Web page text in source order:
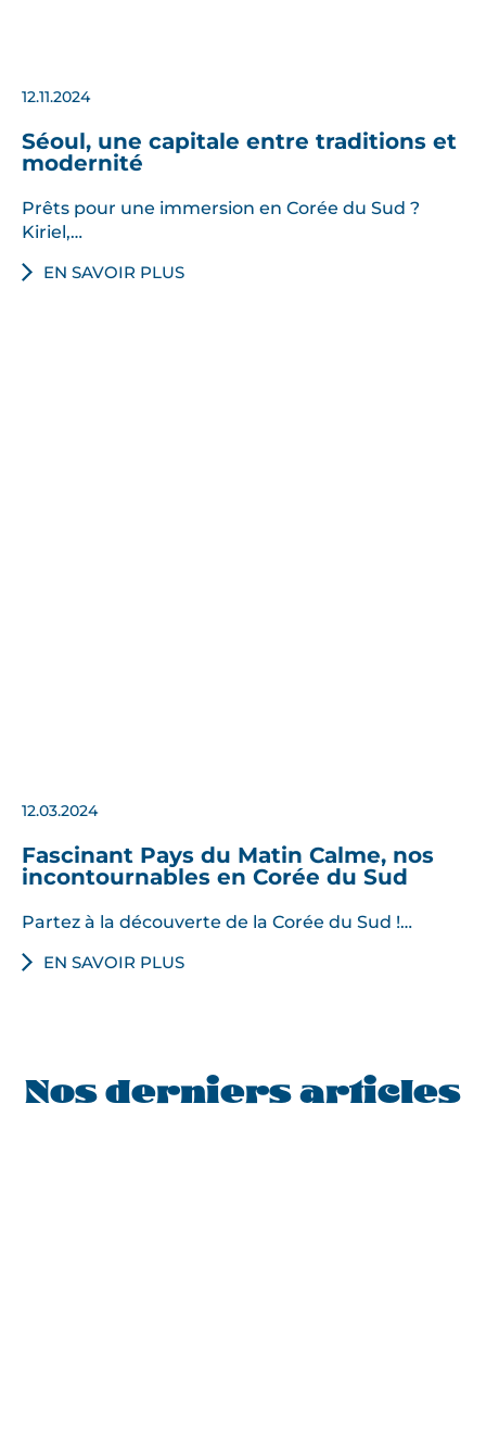
12.11.2024
Séoul, une capitale entre traditions et
modernité
Prêts pour une immersion en Corée du Sud ?
Kiriel,…
EN SAVOIR PLUS
12.03.2024
Fascinant Pays du Matin Calme, nos
incontournables en Corée du Sud
Partez à la découverte de la Corée du Sud !…
EN SAVOIR PLUS
Nos derniers articles